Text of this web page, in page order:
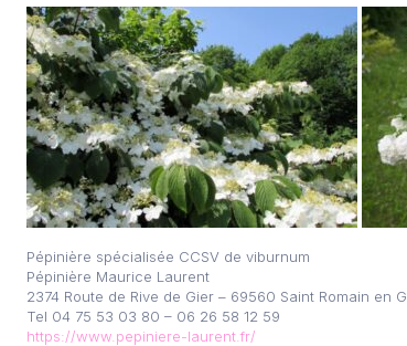
Pépinière spécialisée CCSV de viburnum
Pépinière Maurice Laurent
2374 Route de Rive de Gier – 69560 Saint Romain en
Tel 04 75 53 03 80 – 06 26 58 12 59
https://www.pepiniere-laurent.fr/